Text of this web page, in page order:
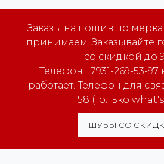
Заказы на пошив по
принимаем. Заказывайте
со скидкой до
Телефон +7931-269-53-
работает. Телефон для
58 (только
ШУБЫ СО